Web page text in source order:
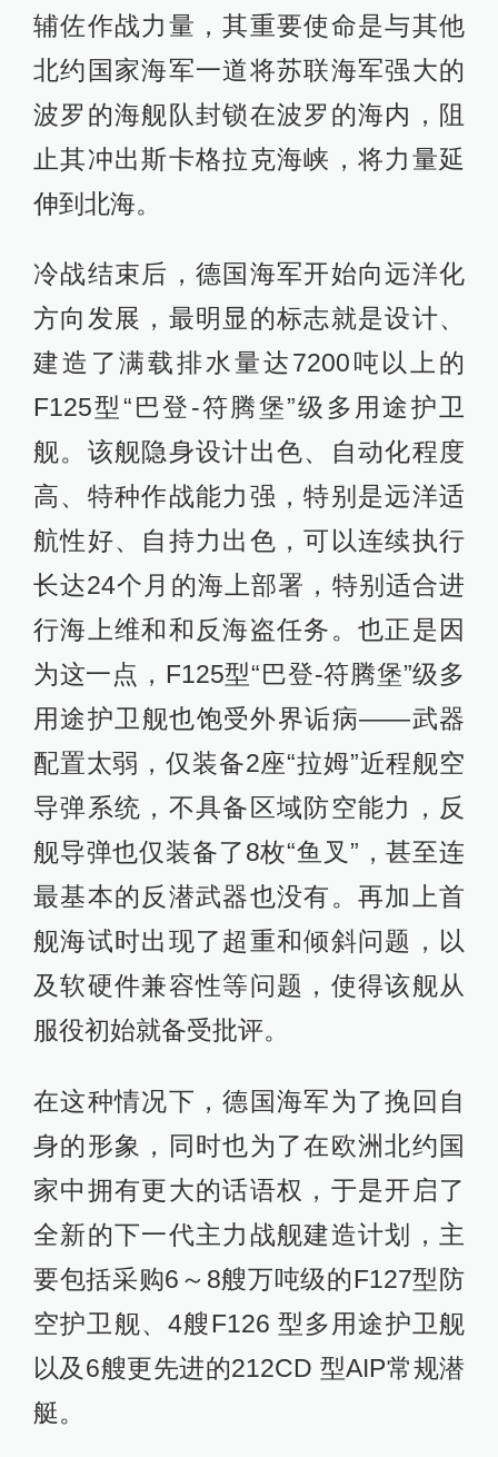
辅佐作战力量，其重要使命是与其他
北约国家海军一道将苏联海军强大的
波罗的海舰队封锁在波罗的海内，阻
止其冲出斯卡格拉克海峡，将力量延
伸到北海。
冷战结束后，德国海军开始向远洋化
方向发展，最明显的标志就是设计、
建造了满载排水量达7200吨以上的
F125型“巴登-符腾堡”级多用途护卫
舰。该舰隐身设计出色、自动化程度
高、特种作战能力强，特别是远洋适
航性好、自持力出色，可以连续执行
长达24个月的海上部署，特别适合进
行海上维和和反海盗任务。也正是因
为这一点，F125型“巴登-符腾堡”级多
用途护卫舰也饱受外界诟病——武器
配置太弱，仅装备2座“拉姆”近程舰空
导弹系统，不具备区域防空能力，反
舰导弹也仅装备了8枚“鱼叉”，甚至连
最基本的反潜武器也没有。再加上首
舰海试时出现了超重和倾斜问题，以
及软硬件兼容性等问题，使得该舰从
服役初始就备受批评。
在这种情况下，德国海军为了挽回自
身的形象，同时也为了在欧洲北约国
家中拥有更大的话语权，于是开启了
全新的下一代主力战舰建造计划，主
要包括采购6～8艘万吨级的F127型防
空护卫舰、4艘F126 型多用途护卫舰
以及6艘更先进的212CD 型AIP常规潜
艇。